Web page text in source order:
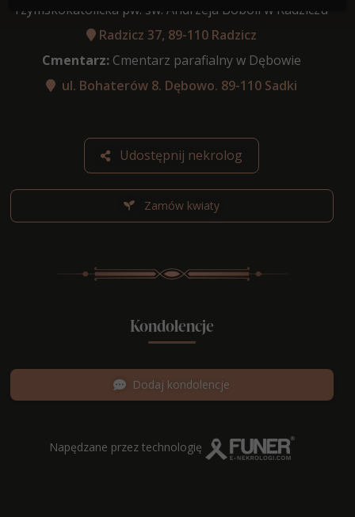
rzymskokatolicka pw. św. Andrzeja Boboli w Radziczu
Radzicz 37, 89-110 Radzicz
Cmentarz: Cmentarz parafialny w Dębowie
ul. Bohaterów 8. Dębowo. 89-110 Sadki
Udostępnij nekrolog
Zamów kwiaty
Kondolencje
Dodaj kondolencje
Napędzane przez technologię